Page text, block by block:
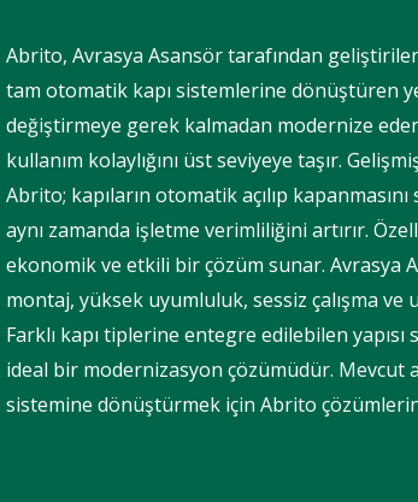
Abrito, Avrasya Asansör tarafından
tam otomatik kapı sistemlerine dönüştüren
değiştirmeye gerek kalmadan modernize
kullanım kolaylığını üst seviyeye taşır.
Abrito; kapıların otomatik açılıp
aynı zamanda işletme verimliliğini artırır.
ekonomik ve etkili bir çözüm sunar. Avrasya
montaj, yüksek uyumluluk, sessiz çalışma ve
Farklı kapı tiplerine entegre edilebilen
ideal bir modernizasyon çözümüdür. Mevcut
sistemine dönüştürmek için Abrito